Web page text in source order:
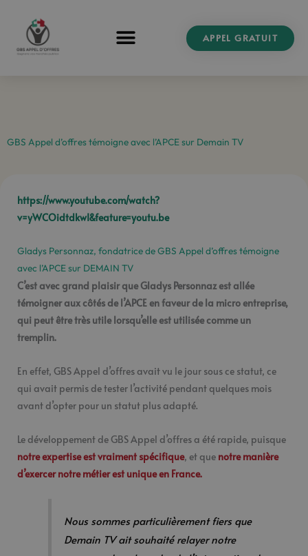
contenu
APPEL GRATUIT
GBS Appel d’offres témoigne avec l’APCE sur Demain TV
https://www.youtube.com/watch?
v=yWCOidtdkwI&feature=youtu.be
Gladys Personnaz, fondatrice de GBS Appel d’offres témoigne
avec l’APCE sur DEMAIN TV
C’est avec grand plaisir que Gladys Personnaz est allée
témoigner aux côtés de l’APCE en faveur de la micro entreprise,
qui peut être très utile lorsqu’elle est utilisée comme un
tremplin.
En effet, GBS Appel d’offres avait vu le jour sous ce statut, ce
qui avait permis de tester l’activité pendant quelques mois
avant d’opter pour un statut plus adapté.
Le développement de GBS Appel d’offres a été rapide, puisque
notre expertise est vraiment spécifique, et que notre manière
d’exercer notre métier est unique en France.
Nous sommes particulièrement fiers que
Demain TV ait souhaité relayer notre